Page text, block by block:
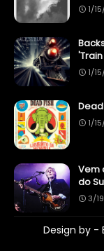
1/
1/
1/
Vem
do
3/
Design by -